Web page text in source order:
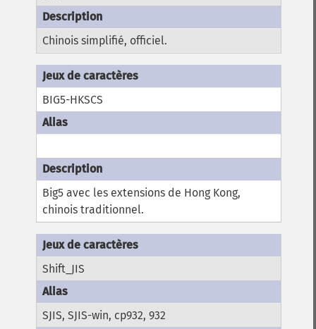
Chinois simplifié, officiel.
BIG5-HKSCS
Big5 avec les extensions de Hong Kong,
chinois traditionnel.
Shift_JIS
SJIS, SJIS-win, cp932, 932